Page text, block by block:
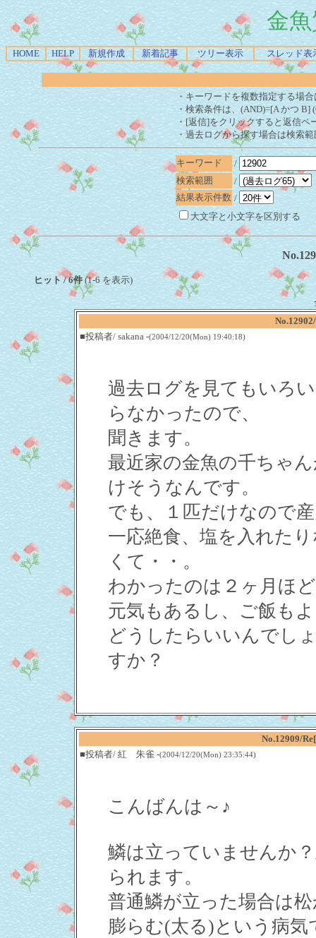
金
HOME HELP 新規作成 新着記事 ツリー表示 スレッド表
・キーワードを複数指定する場
・検索条件は、(AND)=[A かつ
・[返信]をクリックすると返信
・過去ログから探す場合は検索
キーワード
/
検索範囲
/
結果表示件数 /
大文字と小文字を区別する
ヒット / 6件 (1-6 を表示)
■投稿者/ sakana -(2004/12/20(Mon) 19:40:18)
過去ログを見てもいろ
らなかったので、
聞きます。
最近家の金魚の千ちゃ
けそうなんです。
でも、１匹だけなので
一応絶食、塩を入れた
くて・・。
わかったのは２ヶ月ほ
元気もあるし、ご飯も
どうしたらいいんでし
すか？
No.12909/
■投稿者/ 紅 朱雀 -(2004/12/20(Mon) 23:35:44)
こんばんは～♪
鱗は立っていませんか
られます。
普通鱗が立った場合は
膨らむ(太る)という病